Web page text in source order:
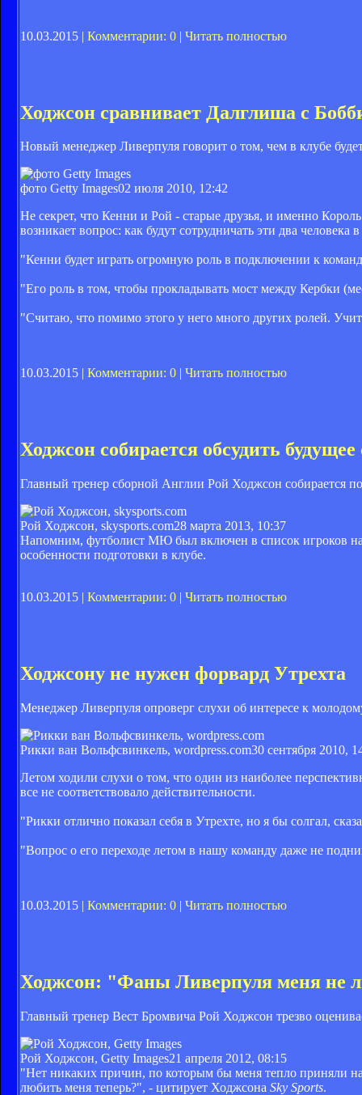
10.03.2015 | Комментарии: 0 | Читать полностью
Ходжсон сравнивает Далглиша с
Новый менеджер Ливерпуля говорит о том, чем в клубе
фото Getty Images02 июля 2010, 12:42
Не секрет, что Кенни и Рой - старые друзья, и именно
возникает вопрос: как будут сотрудничать эти два человека
"Кенни будет играть огромную роль в подключении к
"Его роль в том, чтобы прокладывать мост между Кербки
"Считаю, что помимо этого у него много других ролей.
10.03.2015 | Комментарии: 0 Читать полностью
Ходжсон собирается обсудить
Главный тренер сборной Англии Рой Ходжсон собирается
Рой Ходжсон, skysports.com28 марта 2013, 10:37
Напомним, футболист МЮ был включен в список игроков
особенности подготовки в клубе.
10.03.2015 | Комментарии: 0 | Читать полностью
Ходжсону не нужен форвард Утрехта
Менеджер Ливерпуля опроверг слухи об интересе к
Рикки ван Вольфсвинкель, wordpress.com30 сентября 2010,
Летом ходили слухи о том, что один из наиболее
все не соответствовало действительности.
"Рикки отлично показал себя в Утрехте, но я бы солгал,
"Вопрос о его переходе летом в нашу команду даже не
10.03.2015 | Комментарии: 0 | Читать полностью
Ходжсон: "Фаны Ливерпуля меня не
Главный тренер Вест Бромвича Рой Ходжсон трезво
Рой Ходжсон, Getty Images21 апреля 2012, 08:15
"Нет никаких причин, по которым бы меня тепло приняли
любить меня теперь?", - цитирует Ходжсона Sky Sports.